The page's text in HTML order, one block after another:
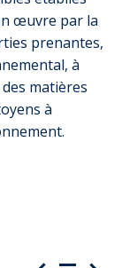
œuvre par la
prenantes,
à
matières
à